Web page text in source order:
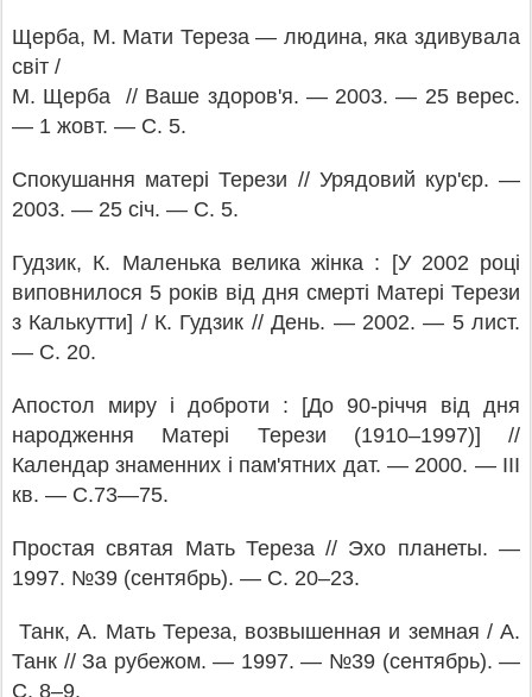
Щерба, М. Мати Тереза — людина, яка здивувала
світ /
М. Щерба // Ваше здоров'я. — 2003. — 25 верес.
— 1 жовт. — С. 5.
Спокушання матері Терези // Урядовий кур'єр. —
2003. — 25 січ. — С. 5.
Гудзик, К. Маленька велика жінка : [У 2002 році
виповнилося 5 років від дня смерті Матері Терези
з Калькутти] / К. Гудзик // День. — 2002. — 5 лист.
— С. 20.
Апостол миру і доброти : [До 90-річчя від дня
народження Матері Терези (1910–1997)] //
Календар знаменних і пам'ятних дат. — 2000. — III
кв. — С.73—75.
Простая святая Мать Тереза // Эхо планеты. —
1997. №39 (сентябрь). — С. 20–23.
Танк, А. Мать Тереза, возвышенная и земная / А.
Танк // За рубежом. — 1997. — №39 (сентябрь). —
С. 8–9.